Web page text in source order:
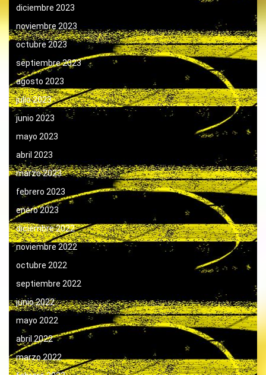
diciembre 2023
noviembre 2023
octubre 2023
septiembre 2023
agosto 2023
julio 2023
junio 2023
mayo 2023
abril 2023
marzo 2023
febrero 2023
enero 2023
diciembre 2022
noviembre 2022
octubre 2022
septiembre 2022
junio 2022
mayo 2022
abril 2022
marzo 2022